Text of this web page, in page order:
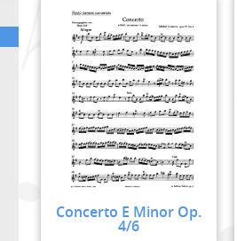
Concerto E Minor Op.
4/6